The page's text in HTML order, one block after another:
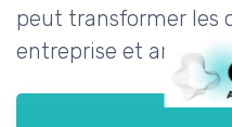
peut transformer les
entreprise et